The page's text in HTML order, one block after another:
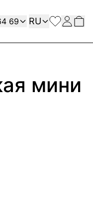
69 Язык
RU
мини